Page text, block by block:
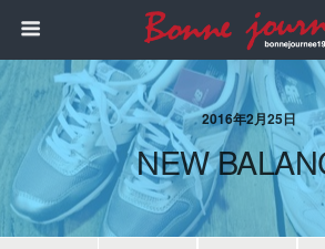
2016年2月25日
NEW